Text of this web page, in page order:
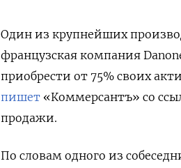
Один из крупнейших
французская компания
приобрести от 75% своих
пишет «Коммерсантъ» со
продажи.
По словам одного из